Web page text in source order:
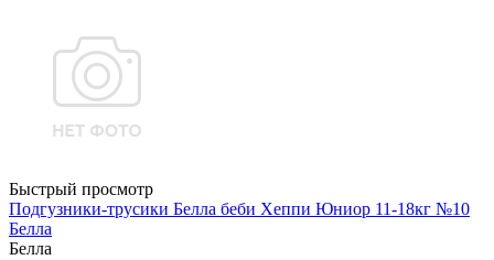
Быстрый просмотр
Подгузники-трусики Белла беби Хеппи Юниор 11-18кг №10
Белла
Белла